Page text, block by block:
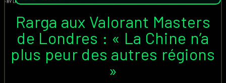
Rarga aux Valorant Masters
de Londres : « La Chine n’a
plus peur des autres régions
»